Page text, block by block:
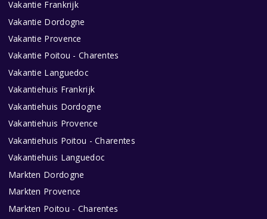
Vakantie Frankrijk
Vakantie Dordogne
Vakantie Provence
Vakantie Poitou - Charentes
Vakantie Languedoc
Vakantiehuis Frankrijk
Vakantiehuis Dordogne
Vakantiehuis Provence
Vakantiehuis Poitou - Charentes
Vakantiehuis Languedoc
Markten Dordogne
Markten Provence
Markten Poitou - Charentes